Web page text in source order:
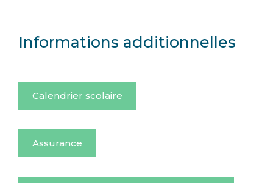
Informations additionnelles
Calendrier scolaire
Assurance